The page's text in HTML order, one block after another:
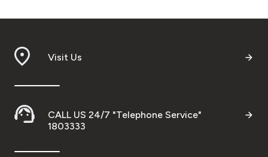
Visit Us
CALL US 24/7 "Telephone Service"
1803333